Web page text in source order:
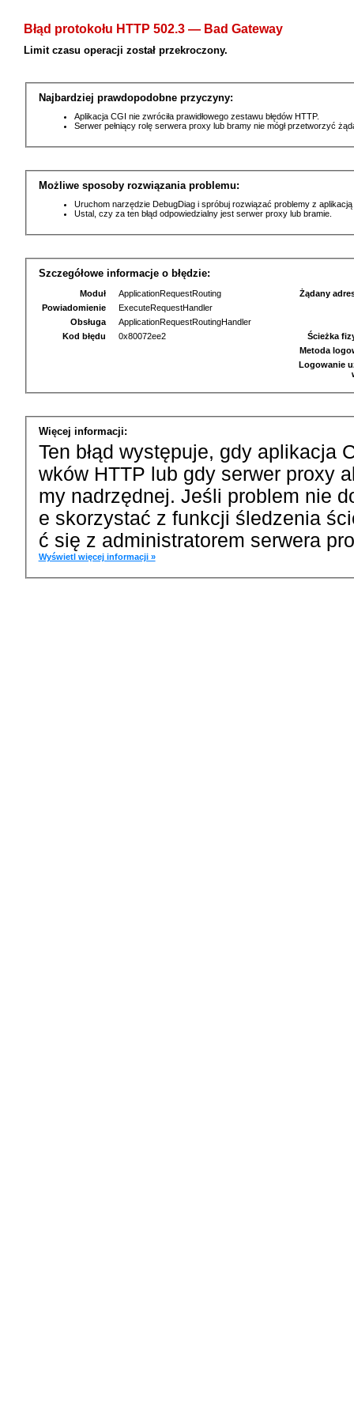
Błąd protokołu HTTP 502.3 — Bad Gateway
Limit czasu operacji został przekroczony.
Najbardziej prawdopodobne przyczyny:
Aplikacja CGI nie zwróciła prawidłowego zestawu błędów HTTP.
Serwer pełniący rolę serwera proxy lub bramy nie mógł przetworzyć
Możliwe sposoby rozwiązania problemu:
Uruchom narzędzie DebugDiag i spróbuj rozwiązać problemy z
Ustal, czy za ten błąd odpowiedzialny jest serwer proxy lub bramie.
Szczegółowe informacje o błędzie:
Moduł
ApplicationRequestRouting
Powiadomienie
ExecuteRequestHandler
Obsługa
ApplicationRequestRoutingHandler
Kod błędu
0x80072ee2
Żądany
Ścieżka
Metoda
Logowanie
Więcej informacji:
Ten błąd występuje, gdy aplikacja
wków HTTP lub gdy serwer proxy
my nadrzędnej. Jeśli problem nie
e skorzystać z funkcji śledzenia
ć się z administratorem serwera
Wyświetl więcej informacji »